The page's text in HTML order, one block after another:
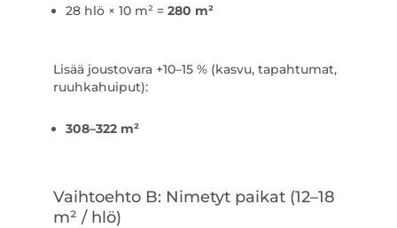
28 hlö × 10 m² = 280 m²
Lisää joustovara +10–15 % (kasvu, tapahtumat,
ruuhkahuiput):
308–322 m²
Vaihtoehto B: Nimetyt paikat (12–18
m² / hlö)